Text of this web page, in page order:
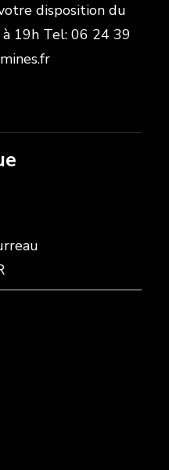
disposition du
19h Tel: 06 24 39